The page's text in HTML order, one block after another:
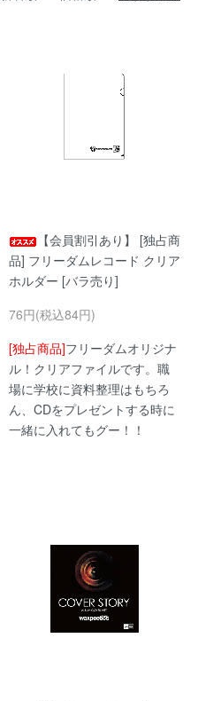
【会員割引あり】 [独占商
品] フリーダムレコード クリア
ホルダー [バラ売り]
76円(税込84円)
[独占商品]フリーダムオリジナ
ル！クリアファイルです。職
場に学校に資料整理はもちろ
ん、CDをプレゼントする時に
一緒に入れてもグー！！